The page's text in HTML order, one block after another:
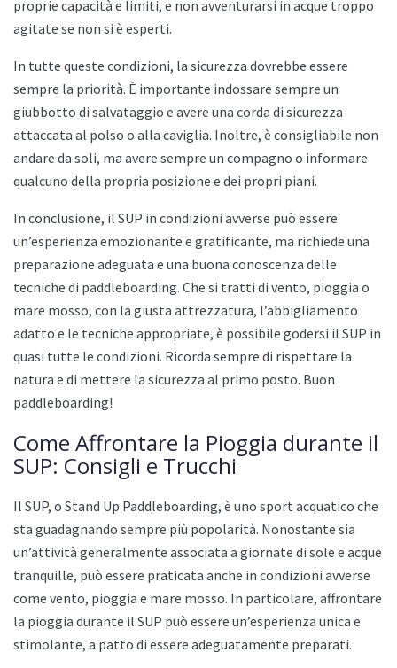
proprie capacità e limiti, e non avventurarsi in acque troppo
agitate se non si è esperti.
In tutte queste condizioni, la sicurezza dovrebbe essere
sempre la priorità. È importante indossare sempre un
giubbotto di salvataggio e avere una corda di sicurezza
attaccata al polso o alla caviglia. Inoltre, è consigliabile non
andare da soli, ma avere sempre un compagno o informare
qualcuno della propria posizione e dei propri piani.
In conclusione, il SUP in condizioni avverse può essere
un’esperienza emozionante e gratificante, ma richiede una
preparazione adeguata e una buona conoscenza delle
tecniche di paddleboarding. Che si tratti di vento, pioggia o
mare mosso, con la giusta attrezzatura, l’abbigliamento
adatto e le tecniche appropriate, è possibile godersi il SUP in
quasi tutte le condizioni. Ricorda sempre di rispettare la
natura e di mettere la sicurezza al primo posto. Buon
paddleboarding!
Come Affrontare la Pioggia durante il
SUP: Consigli e Trucchi
Il SUP, o Stand Up Paddleboarding, è uno sport acquatico che
sta guadagnando sempre più popolarità. Nonostante sia
un’attività generalmente associata a giornate di sole e acque
tranquille, può essere praticata anche in condizioni avverse
come vento, pioggia e mare mosso. In particolare, affrontare
la pioggia durante il SUP può essere un’esperienza unica e
stimolante, a patto di essere adeguatamente preparati.